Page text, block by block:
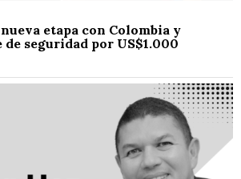
etapa con Colombia y
seguridad por US$1.000